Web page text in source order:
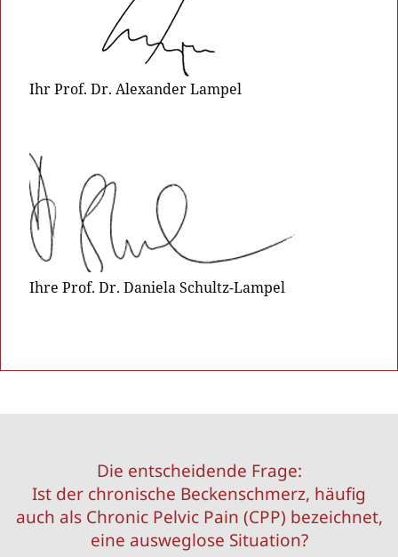
Ihr Prof. Dr. Alexander Lampel
Ihre Prof. Dr. Daniela Schultz-Lampel
Die entscheidende Frage:
Ist der chronische Beckenschmerz, häufig
auch als Chronic Pelvic Pain (CPP) bezeichnet,
eine ausweglose Situation?